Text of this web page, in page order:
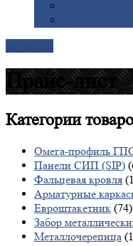
Прайс-лист
Категории
Омега-профиль
Панели СИП (SIP)
Фальцевая кровля
Арматурные
Евроштакетник (74)
Забор
Металлочерепица